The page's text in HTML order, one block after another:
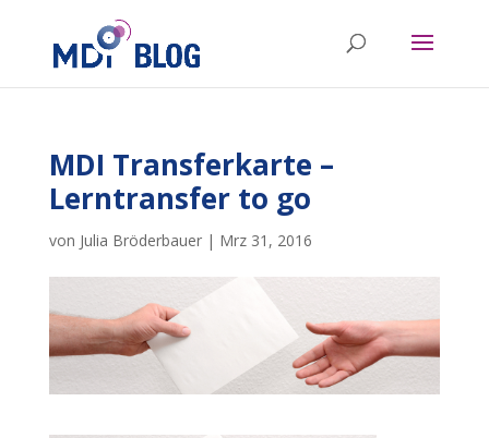
MDI Transferkarte –
Lerntransfer to go
von Julia Bröderbauer| Mrz 31, 2016